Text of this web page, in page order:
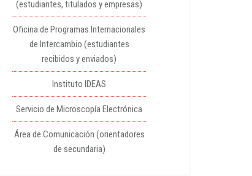
(estudiantes, titulados y empresas)
Oficina de Programas Internacionales
de Intercambio (estudiantes
recibidos y enviados)
Instituto IDEAS
Servicio de Microscopía Electrónica
Área de Comunicación (orientadores
de secundaria)